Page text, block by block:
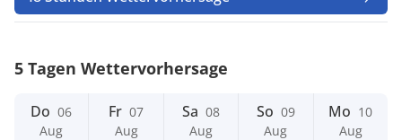
5 Tagen Wettervorhersage
Do 06
Aug
Fr 07
Aug
Sa 08
Aug
So 09
Aug
Mo 10
Aug